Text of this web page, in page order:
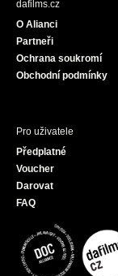
dafilms.cz
O Alianci
Partneři
Ochrana soukromí
Obchodní podmínky
Pro uživatele
Předplatné
Voucher
Darovat
FAQ